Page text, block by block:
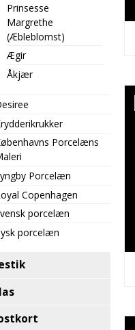
Prinsesse
Margrethe
(Æbleblomst)
Ægir
Åkjær
Porcelæns
Porcelæn
Copenhagen
porcelæn
porcelæn